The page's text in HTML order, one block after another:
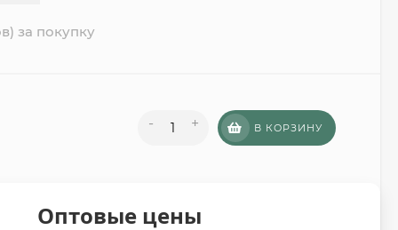
за покупку
- + В КОРЗИНУ
Оптовые цены